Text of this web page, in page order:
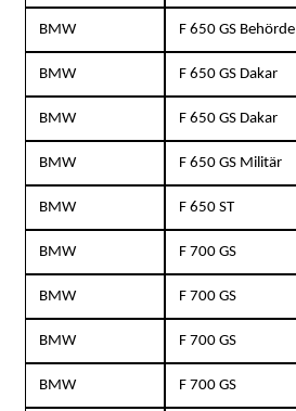
BMW F 650 GS Behörde
BMW F 650 GS Dakar
BMW F 650 GS Dakar
BMW F 650 GS Militär
BMW F 650 ST
BMW F 700 GS
BMW F 700 GS
BMW F 700 GS
BMW F 700 GS